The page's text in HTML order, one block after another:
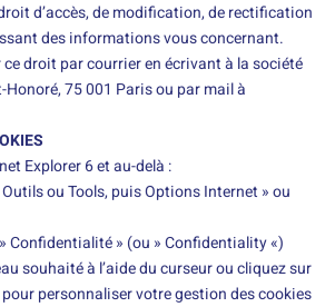
d’accès, de modification, de rectification
des informations vous concernant.
ce droit par courrier en écrivant à la société
Honoré, 75 001 Paris ou par mail à
Explorer 6 et au-delà :
Outils ou Tools, puis Options Internet » ou
» Confidentialité » (ou » Confidentiality «)
souhaité à l’aide du curseur ou cliquez sur
personnaliser votre gestion des cookies